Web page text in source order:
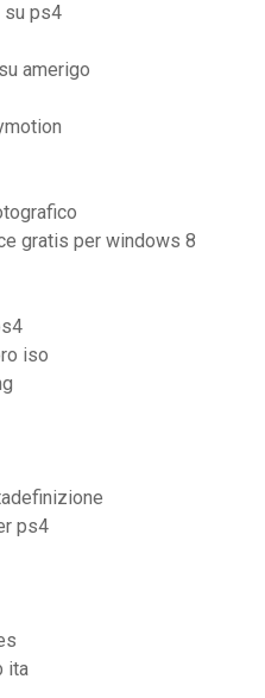
su ps4
amerigo
gratis per windows 8
iso
ps4
ita